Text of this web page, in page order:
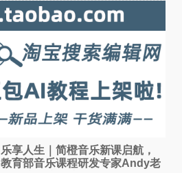
乐享人生｜简橙音乐新课启航，
教育部音乐课程研发专家Andy老